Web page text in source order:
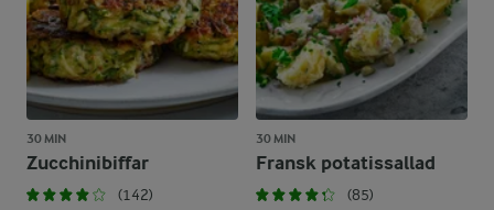
30 MIN
Zucchinibiffar
(142)
30 MIN
Fransk potatissallad
(85)